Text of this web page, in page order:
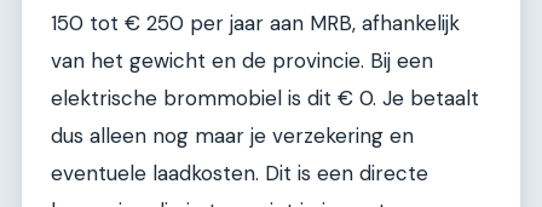
150 tot € 250 per jaar aan MRB, afhankelijk
van het gewicht en de provincie. Bij een
elektrische brommobiel is dit € 0. Je betaalt
dus alleen nog maar je verzekering en
eventuele laadkosten. Dit is een directe